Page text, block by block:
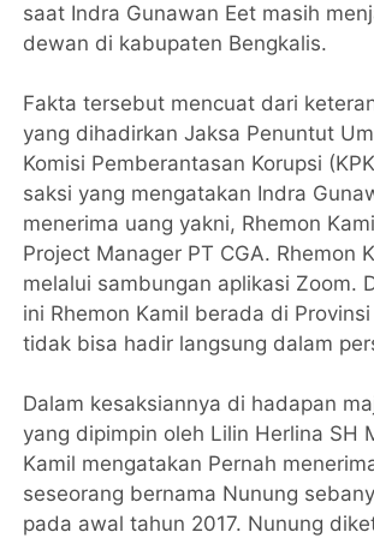
saat Indra Gunawan Eet masih
dewan di kabupaten Bengkalis.
Fakta tersebut mencuat dari
yang dihadirkan Jaksa Penuntut
Komisi Pemberantasan Korupsi
saksi yang mengatakan Indra
menerima uang yakni, Rhemon
Project Manager PT CGA. Rhemon
melalui sambungan aplikasi Zoom.
ini Rhemon Kamil berada di
tidak bisa hadir langsung dalam
Dalam kesaksiannya di hadapan
yang dipimpin oleh Lilin Herlina SH
Kamil mengatakan Pernah
seseorang bernama Nunung
pada awal tahun 2017. Nunung